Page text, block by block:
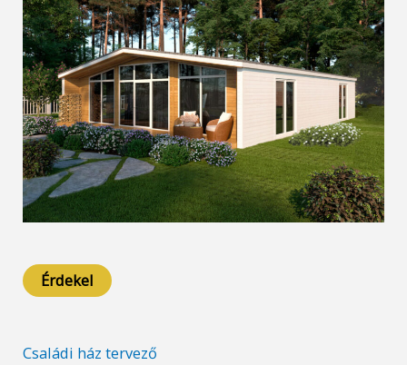
Érdekel
Családi ház tervező